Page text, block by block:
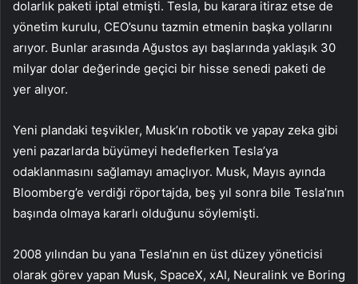
dolarlık paketi iptal etmişti. Tesla, bu karara itiraz etse de
yönetim kurulu, CEO’sunu tazmin etmenin başka yollarını
arıyor. Bunlar arasında Ağustos ayı başlarında yaklaşık 30
milyar dolar değerinde geçici bir hisse senedi paketi de
yer alıyor.
Yeni plandaki teşvikler, Musk’ın robotik ve yapay zeka gibi
yeni pazarlarda büyümeyi hedeflerken Tesla’ya
odaklanmasını sağlamayı amaçlıyor. Musk, Mayıs ayında
Bloomberg’e verdiği röportajda, beş yıl sonra bile Tesla’nın
başında olmaya kararlı olduğunu söylemişti.
2008 yılından bu yana Tesla’nın en üst düzey yöneticisi
olarak görev yapan Musk, SpaceX, xAI, Neuralink ve Boring